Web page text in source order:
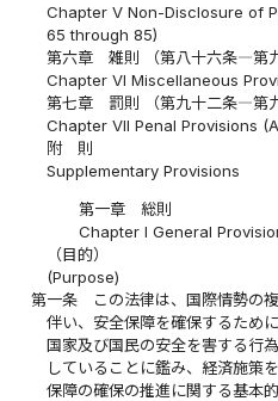
Chapter V Non-Disclosure of
65 through 85)
第六章 雑則 （第八十六条―第九
Chapter VI Miscellaneous
第七章 罰則 （第九十二条―第九
Chapter VII Penal Provisions
附 則
Supplementary Provisions
第一章 総則
Chapter I General
（目的）
(Purpose)
第一条
この法律は、国際情勢の
伴い、安全保障を確保するため
国家及び国民の安全を害する行
していることに鑑み、経済施策
保障の確保の推進に関する基本